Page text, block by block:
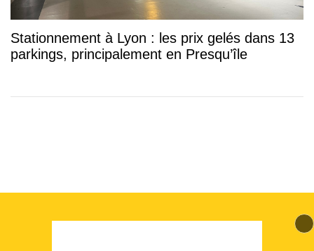
Stationnement à Lyon : les prix gelés dans 13
parkings, principalement en Presqu’île